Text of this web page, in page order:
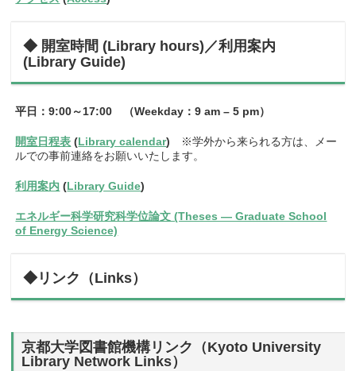
◆ 開室時間 (Library hours)／利用案内
(Library Guide)
平日：9:00～17:00 （Weekday：9 am – 5 pm）
開室日程表 (Library calendar) ※学外から来られる方は、メー
ルでの事前連絡をお願いいたします。
利用案内 (Library Guide)
エネルギー科学研究科学位論文 (Theses — Graduate School
of Energy Science)
◆リンク（Links）
京都大学図書館機構リンク（Kyoto University
Library Network Links）